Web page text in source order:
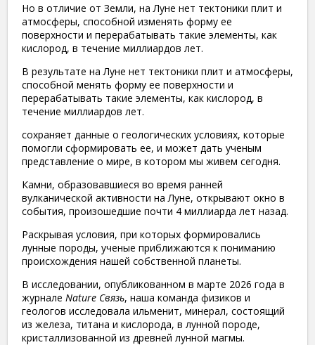
Но в отличие от Земли, на Луне нет тектоники плит и
атмосферы, способной изменять форму ее
поверхности и перерабатывать такие элементы, как
кислород, в течение миллиардов лет.
В результате на Луне нет тектоники плит и атмосферы,
способной менять форму ее поверхности и
перерабатывать такие элементы, как кислород, в
течение миллиардов лет.
сохраняет данные о геологических условиях, которые
помогли сформировать ее, и может дать ученым
представление о мире, в котором мы живем сегодня.
Камни, образовавшиеся во время ранней
вулканической активности на Луне, открывают окно в
события, произошедшие почти 4 миллиарда лет назад.
Раскрывая условия, при которых формировались
лунные породы, ученые приближаются к пониманию
происхождения нашей собственной планеты.
В исследовании, опубликованном в марте 2026 года в
журнале Nature Связь, наша команда физиков и
геологов исследовала ильменит, минерал, состоящий
из железа, титана и кислорода, в лунной породе,
кристаллизованной из древней лунной магмы.